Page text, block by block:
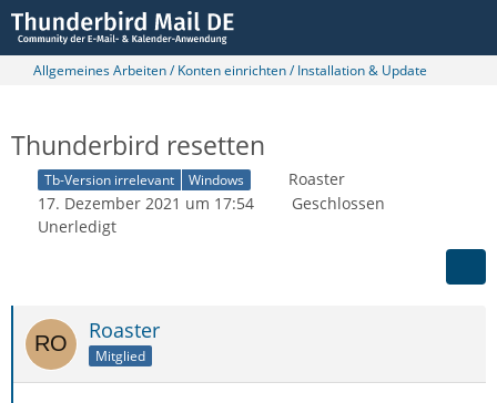
Allgemeines Arbeiten / Konten einrichten / Installation & Update
Thunderbird resetten
Tb-Version irrelevant Windows
Roaster
17. Dezember 2021 um 17:54
Geschlossen
Unerledigt
Roaster
Mitglied